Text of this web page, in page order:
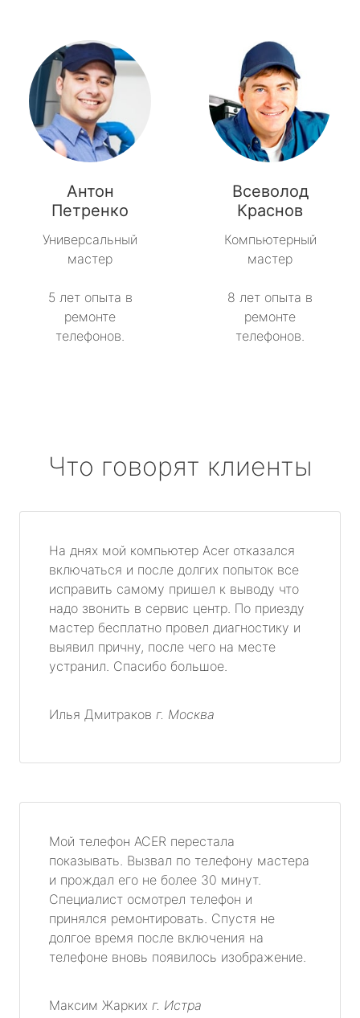
Антон
Петренко
Универсальный
мастер
5 лет опыта в
ремонте
телефонов.
Всеволод
Краснов
Компьютерный
мастер
8 лет опыта в
ремонте
телефонов.
Что говорят клиенты
На днях мой компьютер Acer отказался
включаться и после долгих попыток все
исправить самому пришел к выводу что
надо звонить в сервис центр. По приезду
мастер бесплатно провел диагностику и
выявил причну, после чего на месте
устранил. Спасибо большое.
Илья Дмитраков г. Москва
Мой телефон ACER перестала
показывать. Вызвал по телефону мастера
и прождал его не более 30 минут.
Специалист осмотрел телефон и
принялся ремонтировать. Спустя не
долгое время после включения на
телефоне вновь появилось изображение.
Максим Жарких г. Истра